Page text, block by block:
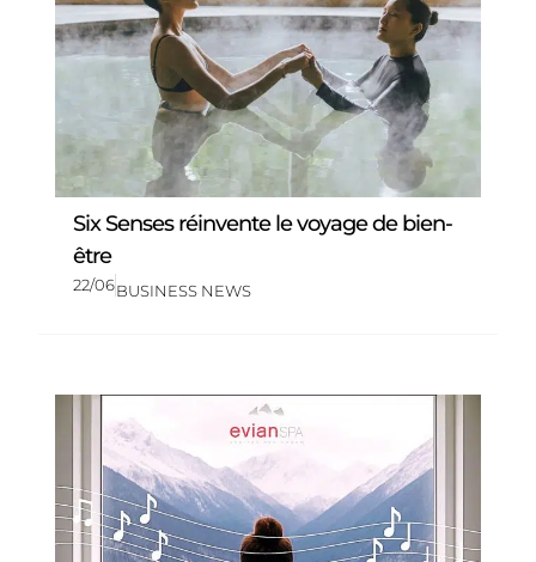
Six Senses réinvente le voyage de bien-
être
22/06BUSINESS NEWS